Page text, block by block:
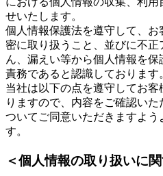
せいたします。
個人情報保護法を遵守して、
密に取り扱うこと、並びに不
ん、漏えい等から個人情報を
責務であると認識しております
当社は以下の点を遵守してお
りますので、内容をご確認い
ついてご同意いただきますよう
す。
＜個人情報の取り扱いに